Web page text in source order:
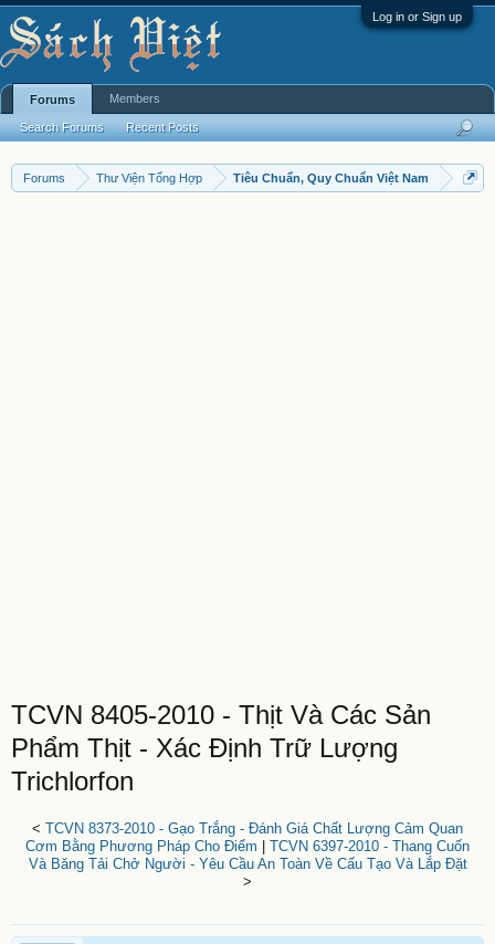
Log in or Sign up
Forums Thư Viện Tổng Hợp Tiêu Chuẩn, Quy Chuẩn Việt Nam
TCVN 8405-2010 - Thịt Và Các Sản
Phẩm Thịt - Xác Định Trữ Lượng
Trichlorfon
< TCVN 8373-2010 - Gạo Trắng - Đánh Giá Chất Lượng Cảm Quan
Cơm Bằng Phương Pháp Cho Điểm
TCVN 6397-2010 - Thang Cuốn
Và Băng Tải Chở Người - Yêu Cầu An Toàn Về Cấu Tạo Và Lắp Đặt
>
Forums
Search Forums Recent Posts
Members